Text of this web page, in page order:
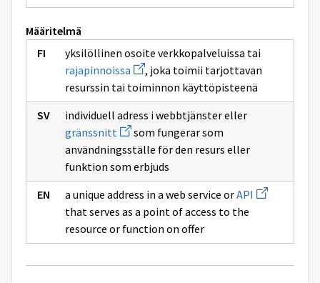
Määritelmä
yksilöllinen osoite verkkopalveluissa tai
rajapinnoissa Avaa
uuden
ikkunan
sivulle
rajapinnoissa
, joka toimii tarjottavan
resurssin tai toiminnon käyttöpisteenä
individuell adress i webbtjänster eller
gränssnitt Avaa
uuden
ikkunan
sivulle
gränssnitt
som fungerar som
användningsställe för den resurs eller
funktion som erbjuds
a unique address in a web service orAPI Avaa
uuden
that serves as a point of access to the
resource or function on offer